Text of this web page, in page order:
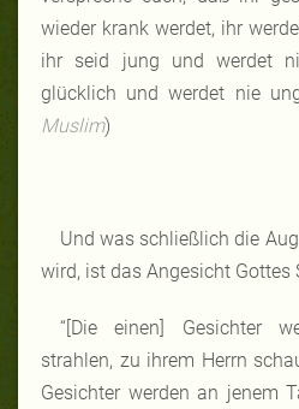
wieder krank werdet, ihr
ihr seid jung und werdet
glücklich und werdet nie
Muslim)
Und was schließlich die
wird, ist das Angesicht Gottes
“[Die einen] Gesichter
strahlen, zu ihrem Herrn
Gesichter werden an jenem